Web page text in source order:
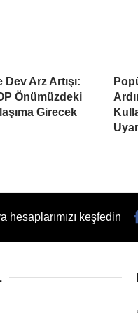
Dev Arz Artışı:
Önümüzdeki
Girecek
hesaplarımızı keşfedin